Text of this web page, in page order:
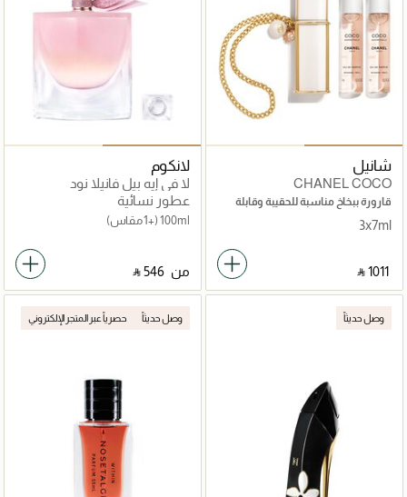
شانيل
CHANEL COCO
MADEMOISELLE
قارورة ببخاخ مناسبة للحقيبة وقابلة
لإعادة تعبئة لماء العطر
3x7ml
‎ ⃁ ⁦1011⁩ ‎
لانكوم
لا في إيه بيل فانيلا نود
عطور نسائية
100ml (+1 مقاس)
من ‎ ⃁ ⁦546⁩ ‎
وصل حديثاً وصل حديثاً حصرياً عبر المتجر الإلكتروني